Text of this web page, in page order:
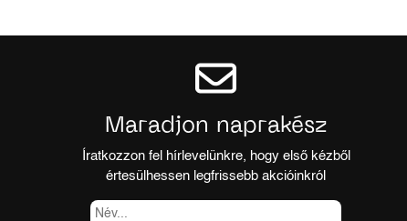
Maradjon naprakész
Íratkozzon fel hírlevelünkre, hogy első kézből
értesülhessen legfrissebb akcióinkról